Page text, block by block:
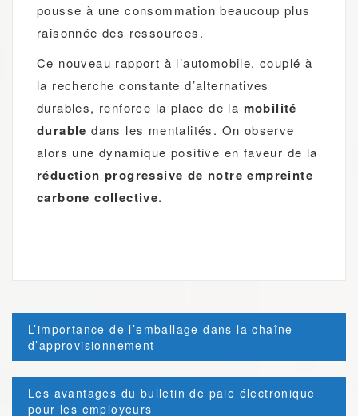
pousse à une consommation beaucoup plus
raisonnée des ressources.
Ce nouveau rapport à l’automobile, couplé à
la recherche constante d’alternatives
durables, renforce la place de la mobilité
durable dans les mentalités. On observe
alors une dynamique positive en faveur de la
réduction progressive de notre empreinte
carbone collective.
Post
navigation
L’importance de l’emballage dans la chaîne
d’approvisionnement
Les avantages du bulletin de paie électronique
pour les employeurs